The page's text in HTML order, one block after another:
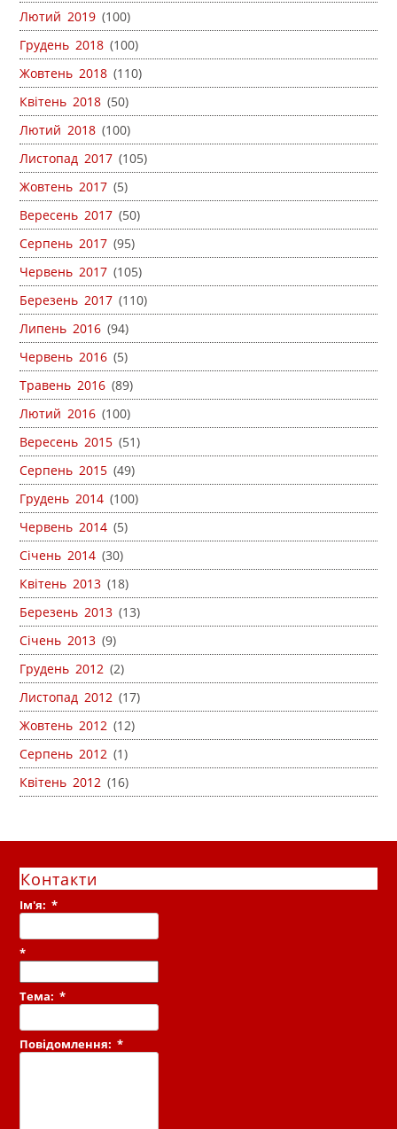
Лютий 2019 (100)
Грудень 2018 (100)
Жовтень 2018 (110)
Квітень 2018 (50)
Лютий 2018 (100)
Листопад 2017 (105)
Жовтень 2017 (5)
Вересень 2017 (50)
Серпень 2017 (95)
Червень 2017 (105)
Березень 2017 (110)
Липень 2016 (94)
Червень 2016 (5)
Травень 2016 (89)
Лютий 2016 (100)
Вересень 2015 (51)
Серпень 2015 (49)
Грудень 2014 (100)
Червень 2014 (5)
Січень 2014 (30)
Квітень 2013 (18)
Березень 2013 (13)
Січень 2013 (9)
Грудень 2012 (2)
Листопад 2012 (17)
Жовтень 2012 (12)
Серпень 2012 (1)
Квітень 2012 (16)
Контакти
Ім'я:*
*
Тема:*
Повідомлення:*